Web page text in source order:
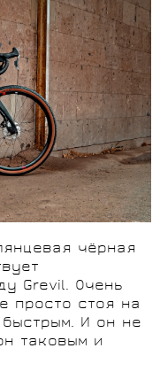
чёрная
Grevil. Очень
просто стоя на
И он не
таковым и